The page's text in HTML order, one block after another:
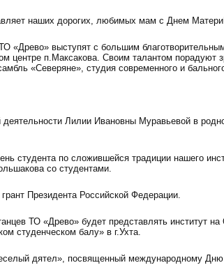
наших дорогих, любимых мам с Днем
«Древо» выступят с большим
центре п.Максакова. Своим талантом порадуют
«Северяне», студия современного и
деятельности Лилии Ивановны Муравьевой в
студента по сложившейся традиции нашего
со студентами.
Президента Российской Федерации.
ТО «Древо» будет представлять институт
студенческом балу» в г.Ухта.
дятел», посвященный международному